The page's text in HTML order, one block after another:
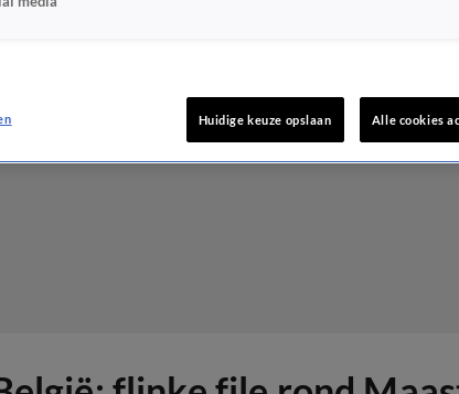
Huidige keuze opslaan Alle cookies